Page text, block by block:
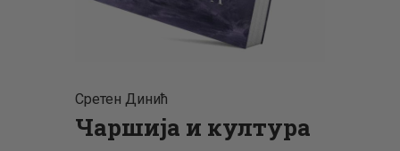
ЦЕНОВНИК
Сретен Динић
Чаршија и култура